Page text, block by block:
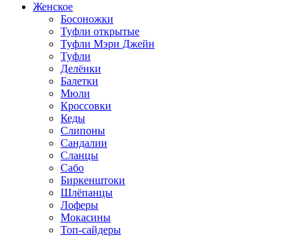
Женское
Босоножки
Туфли открытые
Туфли Мэри Джейн
Туфли
Делёнки
Балетки
Мюли
Кроссовки
Кеды
Слипоны
Сандалии
Сланцы
Сабо
Биркенштоки
Шлёпанцы
Лоферы
Мокасины
Топ-сайдеры